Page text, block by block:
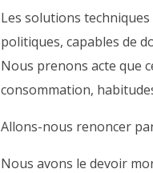
Les solutions
politiques, capables de
Nous prenons acte que
consommation,
Allons-nous renoncer
Nous avons le devoir